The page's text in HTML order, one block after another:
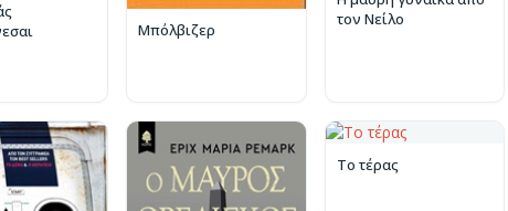
Μπόλβιζερ
τον Νείλο
Το τέρας